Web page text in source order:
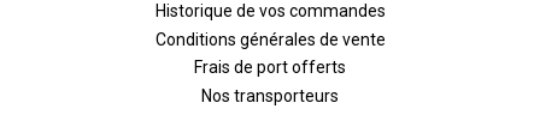
Historique de vos commandes
Conditions générales de vente
Frais de port offerts
Nos transporteurs